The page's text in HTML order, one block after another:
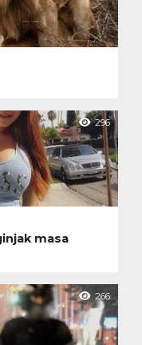
296
masa
266